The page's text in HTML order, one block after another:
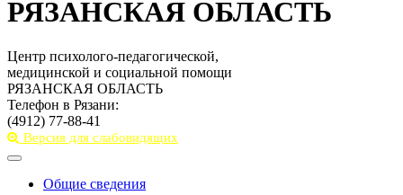
РЯЗАНСКАЯ ОБЛАСТЬ
Центр психолого-педагогической,
медицинской и социальной помощи
РЯЗАНСКАЯ ОБЛАСТЬ
Телефон в Рязани:
(4912) 77-88-41
Версия для слабовидящих
Toggle
navigationОбщие сведения